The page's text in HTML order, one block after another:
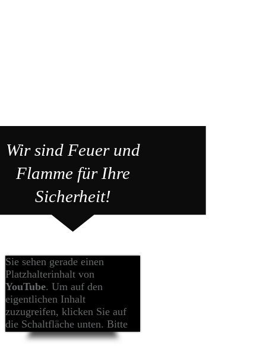
Wir sind Feuer und
Flamme für Ihre
Sicherheit!
Sie sehen gerade einen
Platzhalterinhalt von
YouTube. Um auf den
eigentlichen Inhalt
zuzugreifen, klicken Sie auf
die Schaltfläche unten. Bitte
beachten Sie, dass dabei Daten